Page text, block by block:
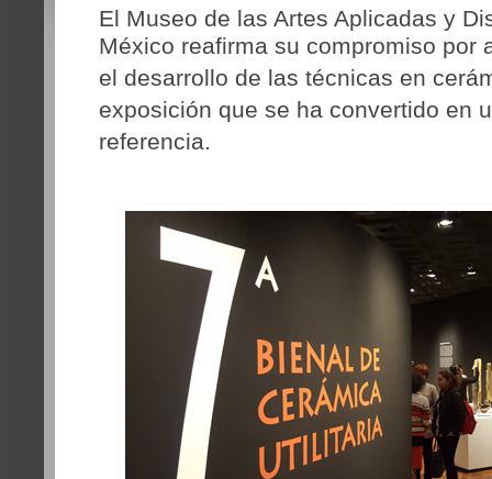
El Museo de las Artes Aplicadas y
México reafirma su compromiso por
el desarrollo de las técnicas en
exposición que se ha convertido en
referencia.